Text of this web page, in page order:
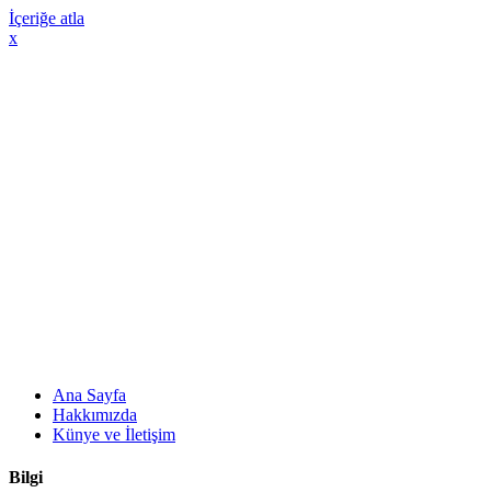
İçeriğe atla
x
Ana Sayfa
Hakkımızda
Künye ve İletişim
Bilgi